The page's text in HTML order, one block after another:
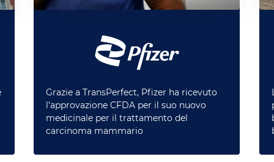
Grazie a TransPerfect, Pfizer ha ricevuto
l’approvazione CFDA per il suo nuovo
medicinale per il trattamento del
carcinoma mammario